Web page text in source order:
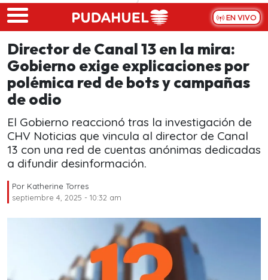
Skip to main content
EN VIVO
Director de Canal 13 en la mira:
Gobierno exige explicaciones por
polémica red de bots y campañas
de odio
El Gobierno reaccionó tras la investigación de
CHV Noticias que vincula al director de Canal
13 con una red de cuentas anónimas dedicadas
a difundir desinformación.
Por Katherine Torres
septiembre 4, 2025 - 10:32 am